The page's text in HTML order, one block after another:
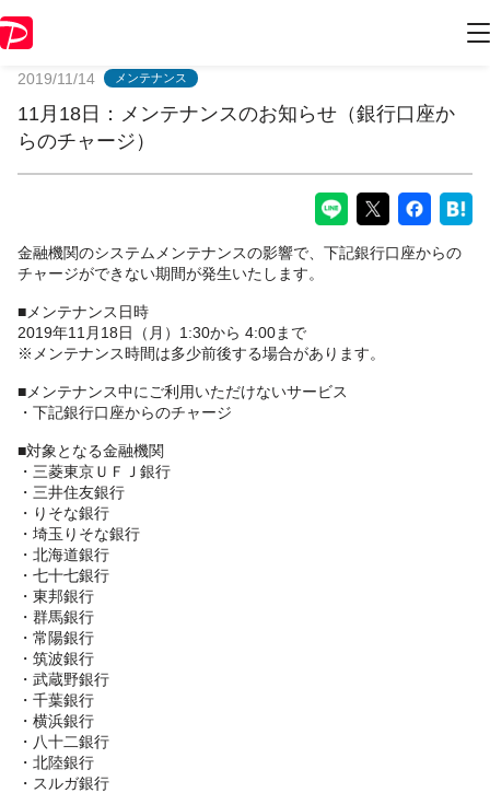
2019/11/14 メンテナンス
11月18日：メンテナンスのお知らせ（銀行口座か
らのチャージ）
金融機関のシステムメンテナンスの影響で、下記銀行口座からの
チャージができない期間が発生いたします。
■メンテナンス日時
2019年11月18日（月）1:30から 4:00まで
※メンテナンス時間は多少前後する場合があります。
■メンテナンス中にご利用いただけないサービス
・下記銀行口座からのチャージ
■対象となる金融機関
・三菱東京ＵＦＪ銀行
・三井住友銀行
・りそな銀行
・埼玉りそな銀行
・北海道銀行
・七十七銀行
・東邦銀行
・群馬銀行
・常陽銀行
・筑波銀行
・武蔵野銀行
・千葉銀行
・横浜銀行
・八十二銀行
・北陸銀行
・スルガ銀行